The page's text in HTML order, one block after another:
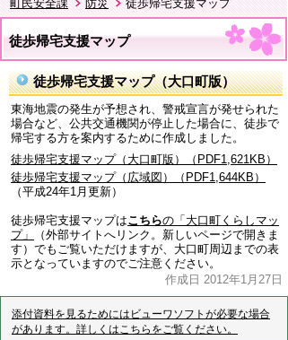
町民安全課
防災 徒歩帰宅支援マップ
徒歩帰宅支援マップ
徒歩帰宅支援マップ（大口町版）
東海地震の発生が予想され、警戒宣言が発せられた
場合など、公共交通機関が停止した場合に、徒歩で
帰宅する方を案内するために作成しました。
徒歩帰宅支援マップ（大口町版）（PDF1,621KB）
徒歩帰宅支援マップ（広域図）（PDF1,644KB）
（平成24年1月更新）
徒歩帰宅支援マップはこちらの「大口町くらしマッ
プ」
（外部サイトへリンク。新しいページで開きま
す）でもご覧いただけますが、大口町周辺までの表
示となっていますのでご注意ください。
作成日 2012年1月27日
添付資料を見るためにはビューワソフトが必要な場合
があります。詳しくはこちらをご覧ください。